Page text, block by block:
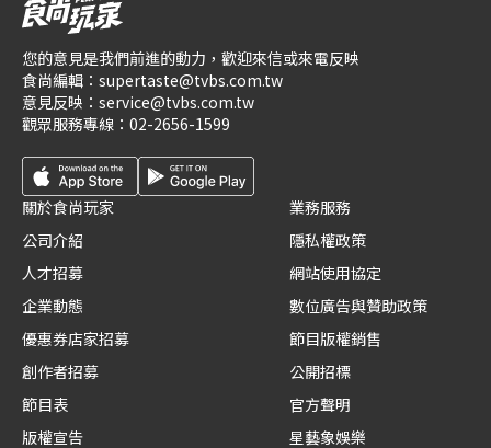
您的意見是我們前進的動力，歡迎來信或來電反映
食尚編輯： supertaste@tvbs.com.tw
意見反映： service@tvbs.com.tw
觀眾服務專線： 02-2656-1599
關於食尚玩家
公司介紹
人才招募
企業動態
優惠券店家招募
創作者招募
節目表
版權宣告
業務服務
隱私權政策
網站使用協定
數位廣告與贊助政策
節目版權銷售
公開招標
官方聲明
星藝象娛樂